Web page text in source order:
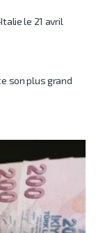
le 21 avril
son plus grand